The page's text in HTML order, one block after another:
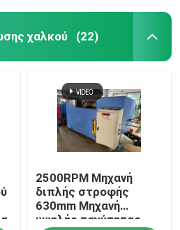
χαλκού (22)
2500RPM Μηχανή
διπλής στροφής
630mm Μηχανή
υψηλής ταχύτητας